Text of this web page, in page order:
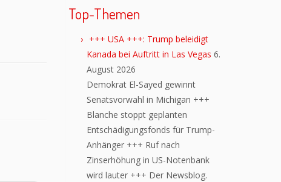
Top-Themen
+++ USA +++: Trump beleidigt
Kanada bei Auftritt in Las Vegas 6.
August 2026
Demokrat El-Sayed gewinnt
Senatsvorwahl in Michigan +++
Blanche stoppt geplanten
Entschädigungsfonds für Trump-
Anhänger +++ Ruf nach
Zinserhöhung in US-Notenbank
wird lauter +++ Der Newsblog.